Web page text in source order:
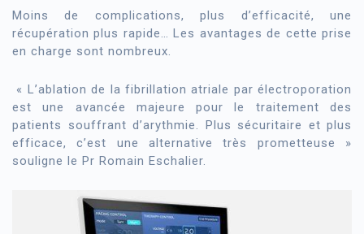
Moins de complications, plus d’efficacité, une
récupération plus rapide… Les avantages de cette prise
en charge sont nombreux.
« L’ablation de la fibrillation atriale par électroporation
est une avancée majeure pour le traitement des
patients souffrant d’arythmie. Plus sécuritaire et plus
efficace, c’est une alternative très prometteuse »
souligne le Pr Romain Eschalier.